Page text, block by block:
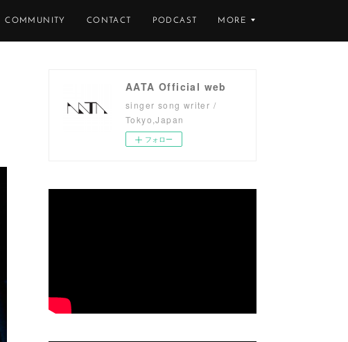
COMMUNITY CONTACT PODCAST MORE
AATA Official web
singer song writer /
Tokyo,Japan
フォロー